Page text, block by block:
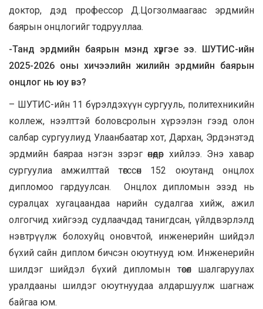
доктор, дэд профессор Д.Цогзолмаагаас эрдмийн
баярын онцлогийг тодрууллаа.
-Танд эрдмийн баярын мэнд хүргэе ээ. ШУТИС-ийн
2025-2026 оны хичээлийн жилийн эрдмийн баярын
онцлог нь юу вэ?
– ШУТИС-ийн 11 бүрэлдэхүүн сургууль, политехникийн
коллеж, нээлттэй боловсролын хүрээлэн гээд олон
салбар сургуулиуд Улаанбаатар хот, Дархан, Эрдэнэтэд
эрдмийн баяраа нэгэн зэрэг өнөөдөр хийлээ. Энэ хавар
сургуулиа амжилттай төгссөн 152 оюутанд онцлох
дипломоо гардуулсан. Онцлох дипломын эзэд нь
суралцах хугацаандаа нарийн судалгаа хийж, ажил
олгогчид хийгээд судлаачдад танигдсан, үйлдвэрлэлд
нэвтрүүлж болохуйц оновчтой, инженерийн шийдэл
бүхий сайн диплом бичсэн оюутнууд юм. Инженерийн
шилдэг шийдэл бүхий дипломын төсөл шалгаруулах
уралдааны шилдэг оюутнуудаа алдаршуулж шагнаж
байгаа юм.